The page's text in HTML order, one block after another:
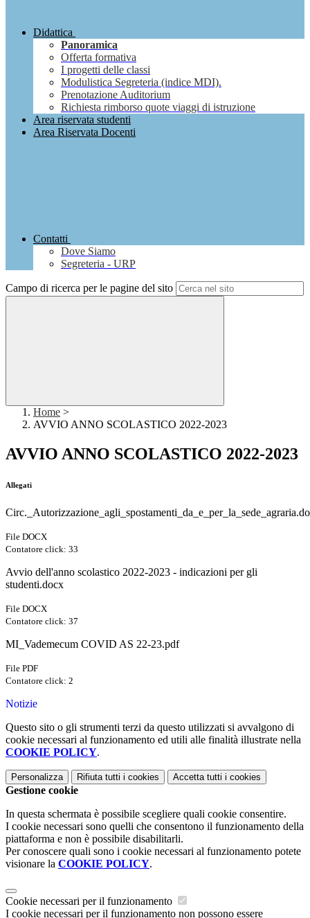
Didattica
Panoramica
Offerta formativa
I progetti delle classi
Modulistica Segreteria (indice MDI).
Prenotazione Auditorium
Richiesta rimborso quote viaggi di istruzione
Area riservata studenti
Area Riservata Docenti
Contatti
Dove Siamo
Segreteria - URP
Campo di ricerca per le pagine del sito
Home >
AVVIO ANNO SCOLASTICO 2022-2023
AVVIO ANNO SCOLASTICO 2022-2023
Allegati
File DOCX
Contatore click: 33
Avvio dell'anno scolastico 2022-2023 - indicazioni per gli
studenti.docx
File DOCX
Contatore click: 37
MI_Vademecum COVID AS 22-23.pdf
File PDF
Contatore click: 2
Notizie
Questo sito o gli strumenti terzi da questo utilizzati si avvalgono di
cookie necessari al funzionamento ed utili alle finalità illustrate nella
COOKIE POLICY.
Personalizza Rifiuta tutti i cookies Accetta tutti i cookies
Gestione cookie
In questa schermata è possibile scegliere quali cookie consentire.
I cookie necessari sono quelli che consentono il funzionamento della
piattaforma e non è possibile disabilitarli.
Per conoscere quali sono i cookie necessari al funzionamento potete
visionare la COOKIE POLICY.
Cookie necessari per il funzionamento
I cookie necessari per il funzionamento non possono essere